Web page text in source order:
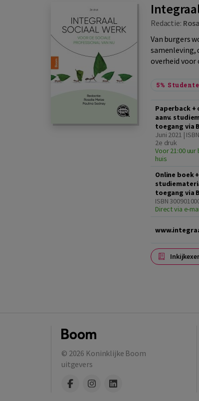
Redactie:
Van burgers
samenleving,
overheid voor
5%
Paperback +
aanv.
toegang via
Juni 2021 |
2e druk
Voor 21:00
huis
Online boek
toegang via
ISBN
Direct via e-
© 2026 Koninklijke Boom
uitgevers